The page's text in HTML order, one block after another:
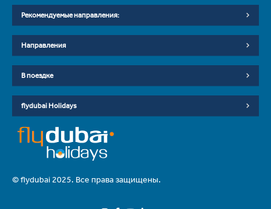
Рекомендуемые направления:
Направления
В поездке
flydubai Holidays
© flydubai 2025. Все права защищены.